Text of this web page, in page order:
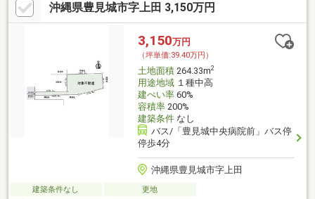
沖縄県豊見城市字上田 3,150万円
3,150万円
（坪単価:39.40万円）
土地面積264.33m2
用途地域１種中高
建ぺい率60%
容積率200%
建築条件なし
バス/「豊見城中央病院前」バス停
停歩4分
沖縄県豊見城市字上田
建築条件なし 更地